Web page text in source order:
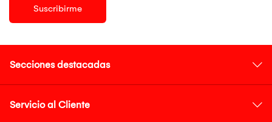
Suscribirme
Secciones destacadas
Servicio al Cliente